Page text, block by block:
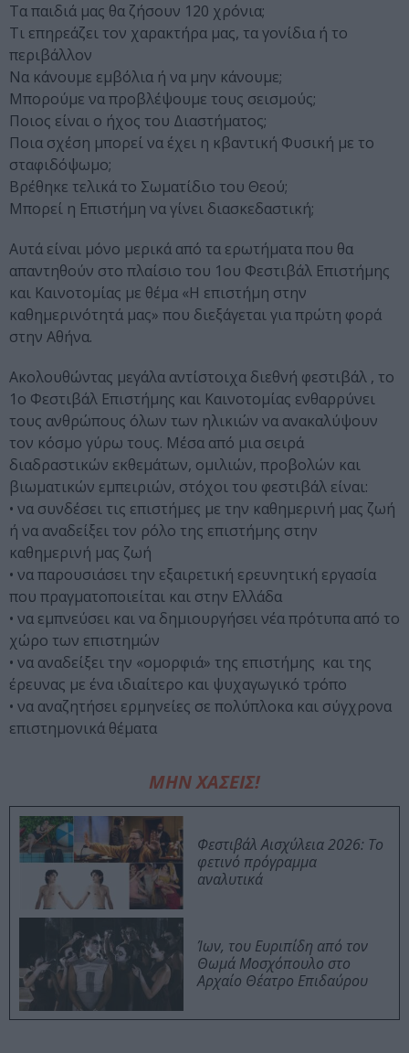
Τα παιδιά μας θα ζήσουν 120 χρόνια;
Τι επηρεάζει τον χαρακτήρα μας, τα γονίδια ή το
περιβάλλον
Να κάνουμε εμβόλια ή να μην κάνουμε;
Μπορούμε να προβλέψουμε τους σεισμούς;
Ποιος είναι ο ήχος του Διαστήματος;
Ποια σχέση μπορεί να έχει η κβαντική Φυσική με το
σταφιδόψωμο;
Βρέθηκε τελικά το Σωματίδιο του Θεού;
Μπορεί η Επιστήμη να γίνει διασκεδαστική;
Αυτά είναι μόνο μερικά από τα ερωτήματα που θα
απαντηθούν στο πλαίσιο του 1ου Φεστιβάλ Επιστήμης
και Καινοτομίας με θέμα «Η επιστήμη στην
καθημερινότητά μας» που διεξάγεται για πρώτη φορά
στην Αθήνα.
Ακολουθώντας μεγάλα αντίστοιχα διεθνή φεστιβάλ , το
1ο Φεστιβάλ Επιστήμης και Καινοτομίας ενθαρρύνει
τους ανθρώπους όλων των ηλικιών να ανακαλύψουν
τον κόσμο γύρω τους. Μέσα από μια σειρά
διαδραστικών εκθεμάτων, ομιλιών, προβολών και
βιωματικών εμπειριών, στόχοι του φεστιβάλ είναι:
• να συνδέσει τις επιστήμες με την καθημερινή μας ζωή
ή να αναδείξει τον ρόλο της επιστήμης στην
καθημερινή μας ζωή
• να παρουσιάσει την εξαιρετική ερευνητική εργασία
που πραγματοποιείται και στην Ελλάδα
• να εμπνεύσει και να δημιουργήσει νέα πρότυπα από το
χώρο των επιστημών
• να αναδείξει την «ομορφιά» της επιστήμης και της
έρευνας με ένα ιδιαίτερο και ψυχαγωγικό τρόπο
• να αναζητήσει ερμηνείες σε πολύπλοκα και σύγχρονα
επιστημονικά θέματα
ΜΗΝ ΧΑΣΕΙΣ!
Φεστιβάλ Αισχύλεια 2026: Το
φετινό πρόγραμμα
αναλυτικά
Ίων, του Ευριπίδη από τον
Θωμά Μοσχόπουλο στο
Αρχαίο Θέατρο Επιδαύρου